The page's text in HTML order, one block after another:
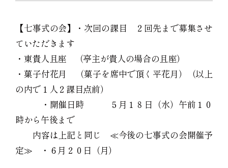
【七事式の会】・次回の課目 ２回先まで募集させ
ていただきます
・東貴人且座 （亭主が貴人の場合の且座）
・菓子付花月 （菓子を席中で頂く平花月）（以上
の内で１人２課目点前）
・開催日時 ５月１８日（水）午前１０
時から午後まで
内容は上記と同じ ≪今後の七事式の会開催予
定≫ ・６月２０日（月）